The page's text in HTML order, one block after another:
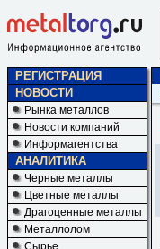
РЕГИСТРАЦИЯ
НОВОСТИ
Рынка металлов
Новости компаний
Информагентства
АНАЛИТИКА
Черные металлы
Цветные металлы
Драгоценные металлы
Металлолом
Сырье